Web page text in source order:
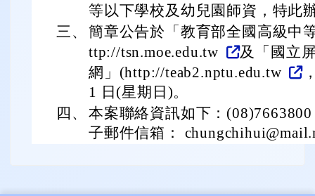
等以下學校及幼兒園師資，特此
三、 簡章公告於「教育部全國高級中
ttp://tsn.moe.edu.tw
及「國立
網」(http://teab2.nptu.edu.tw
1 日(星期日)。
四、 本案聯絡資訊如下：
子郵件信箱：